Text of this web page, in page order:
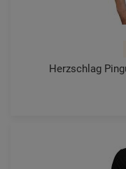
Herzschlag